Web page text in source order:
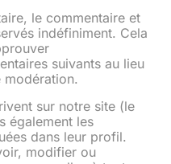
le commentaire et
indéfiniment. Cela
suivants au lieu
modération.
sur notre site (le
également les
dans leur profil.
modifier ou